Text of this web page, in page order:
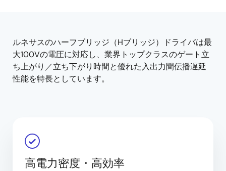
ルネサスのハーフブリッジ（Hブリッジ）ドライバは最
大100Vの電圧に対応し、業界トップクラスのゲート立
ち上がり／立ち下がり時間と優れた入出力間伝播遅延
性能を特長としています。
高電力密度・高効率